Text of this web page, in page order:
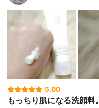
5.00
もっちり肌になる洗顔料。